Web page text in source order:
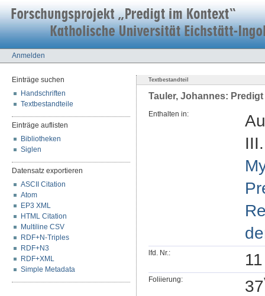
Anmelden
Einträge suchen
Handschriften
Textbestandteile
Einträge auflisten
Bibliotheken
Siglen
Datensatz exportieren
ASCII Citation
Atom
EP3 XML
HTML Citation
Multiline CSV
RDF+N-Triples
RDF+N3
RDF+XML
Simple Metadata
Textbestandteil
Tauler, Johannes: Predigt
Enthalten in:
lfd. Nr.: 11
Foliierung: 37